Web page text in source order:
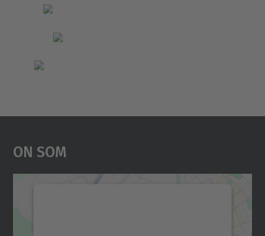
On Som